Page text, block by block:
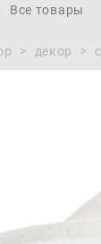
Все товары
> декор >